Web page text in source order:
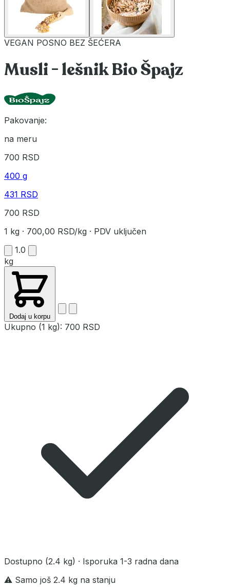
VEGAN POSNO BEZ ŠEĆERA
Musli - lešnik Bio Špajz
Pakovanje:
na meru
700 RSD
400 g
431 RSD
700 RSD
1 kg · 700,00 RSD/kg · PDV uključen
1.0
kg
Dodaj u korpu
Ukupno (1 kg): 700 RSD
Dostupno (2.4 kg) · Isporuka 1-3 radna dana
⚠️ Samo još 2.4 kg na stanju